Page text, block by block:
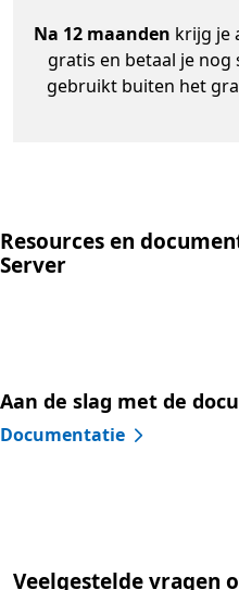
Na 12 maanden krijg je
gratis en betaal je nog
gebruikt buiten het
Resources en
Server
Aan de slag met de
Documentatie
Veelgestelde vragen